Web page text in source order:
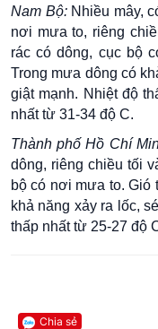
Nam Bộ:Nhiều mây,
nơi mưa to, riêng
rác có dông, cục bộ
Trong mưa dông có
giật mạnh. Nhiệt độ
nhất từ 31-34 độ C.
Thành phố Hồ Chí
dông, riêng chiều tối
bộ có nơi mưa to. Gió
khả năng xảy ra lốc,
thấp nhất từ 25-27 độ
Chia sẻ